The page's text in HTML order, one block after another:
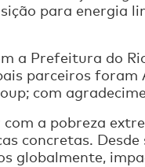
para energia
a Prefeitura do
parceiros foram
com
a pobreza
concretas.
globalmente,